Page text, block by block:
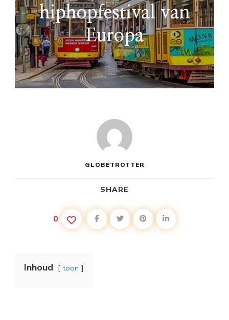
hiphopfestival van
Europa
GLOBETROTTER
SHARE
0
Inhoud toon